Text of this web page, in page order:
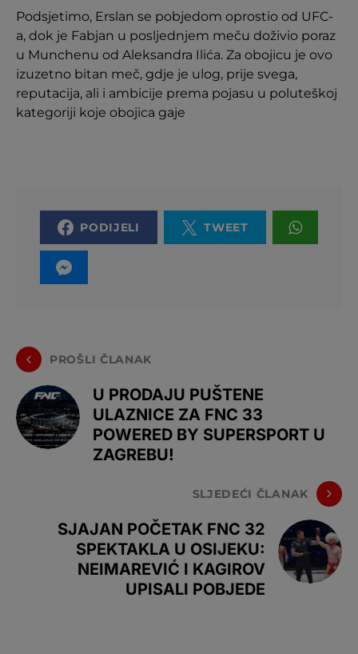
Podsjetimo, Erslan se pobjedom oprostio od UFC-
a, dok je Fabjan u posljednjem meču doživio poraz
u Munchenu od Aleksandra Ilića. Za obojicu je ovo
izuzetno bitan meč, gdje je ulog, prije svega,
reputacija, ali i ambicije prema pojasu u poluteškoj
kategoriji koje obojica gaje
PODIJELI TWEET
PROŠLI ČLANAK
U PRODAJU PUŠTENE
ULAZNICE ZA FNC 33
POWERED BY SUPERSPORT U
ZAGREBU!
SLJEDEĆI ČLANAK
SJAJAN POČETAK FNC 32
SPEKTAKLA U OSIJEKU:
NEIMAREVIĆ I KAGIROV
UPISALI POBJEDE